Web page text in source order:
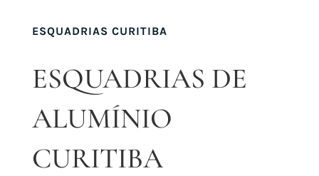
ESQUADRIAS CURITIBA
ESQUADRIAS DE
ALUMÍNIO
CURITIBA